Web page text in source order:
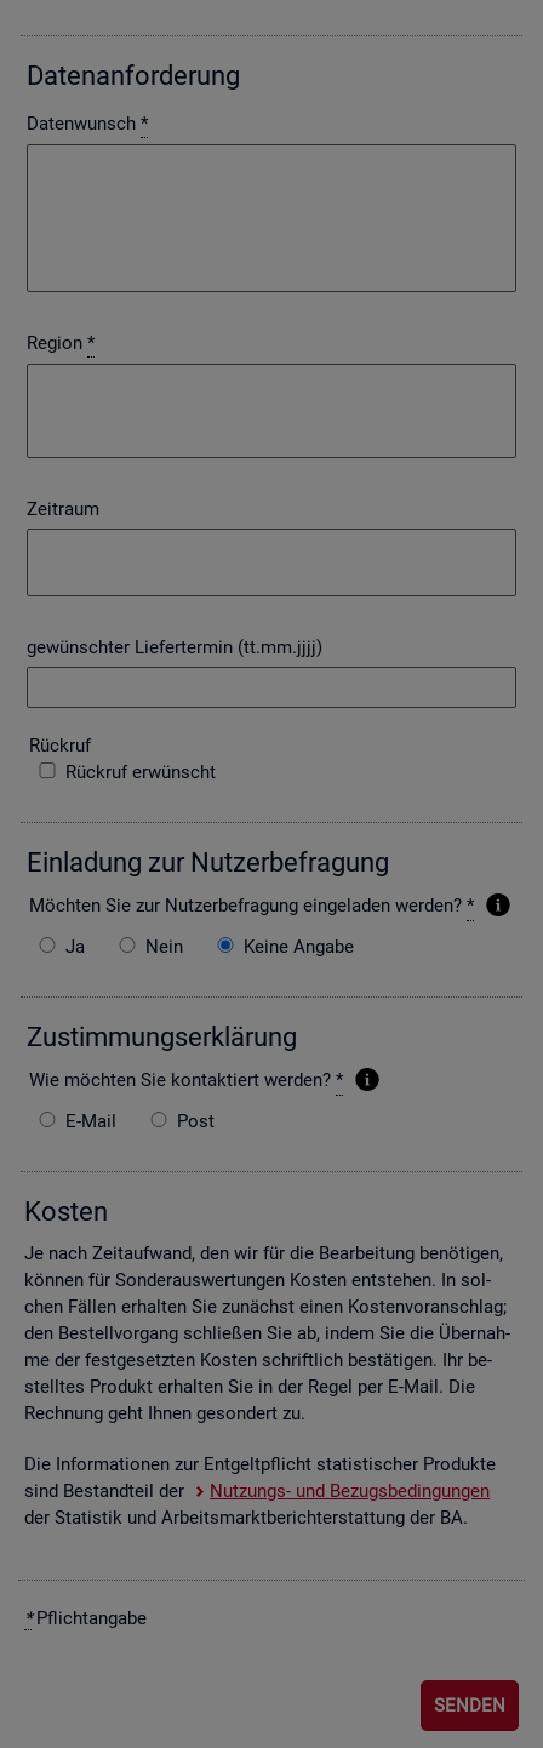
Da­ten­an­for­de­rung
Datenwunsch *
Region *
Zeitraum
gewünschter Liefertermin (tt.mm.jjjj)
Rück­ruf
Rückruf erwünscht
Ein­la­dung zur Nut­zer­be­fra­gung
Möch­ten Sie zur Nut­zer­be­fra­gung ein­ge­la­den wer­den? *
Ja
Nein Keine Angabe
Zu­stim­mungs­er­klä­rung
Wie möch­ten Sie kon­tak­tiert wer­den? *
E-Mail
Post
Kos­ten
Je nach Zeit­auf­wand, den wir für die Be­ar­bei­tung be­nö­ti­gen,
kön­nen für Son­der­aus­wer­tun­gen Kos­ten ent­ste­hen. In sol­
chen Fäl­len er­hal­ten Sie zu­nächst einen Kos­ten­vor­anschlag;
den Be­stell­vor­gang schlie­ßen Sie ab, indem Sie die Über­nah­
me der fest­ge­setz­ten Kos­ten schrift­lich be­stä­ti­gen. Ihr be­
stell­tes Pro­dukt er­hal­ten Sie in der Regel per E-Mail. Die
Rech­nung geht Ihnen ge­son­dert zu.
Die In­for­ma­tio­nen zur Ent­gelt­pflicht sta­tis­ti­scher Pro­duk­te
sind Be­stand­teil der
Nut­zungs- und Be­zugs­be­din­gun­gen
der Sta­tis­tik und Ar­beits­markt­be­richt­erstat­tung der BA.
*Pflicht­an­ga­be